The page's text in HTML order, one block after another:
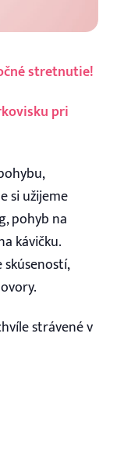
stretnutie!
pri
si užijeme
pohyb na
kávičku.
strávené v